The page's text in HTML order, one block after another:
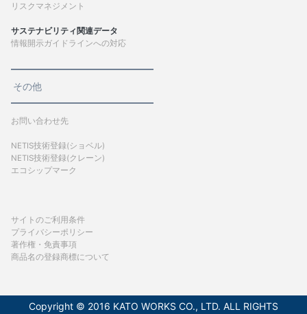
リスクマネジメント
サステナビリティ関連データ
情報開示ガイドラインへの対応
その他
お問い合わせ先
NETIS技術登録(ショベル)
NETIS技術登録(クレーン)
エコシップマーク
サイトのご利用条件
プライバシーポリシー
著作権・免責事項
商品名の登録商標について
Copyright © 2016 KATO WORKS CO., LTD. ALL RIGHTS